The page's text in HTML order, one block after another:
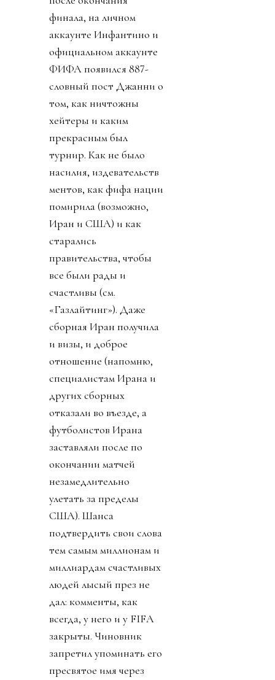
финала, на личном
аккаунте Инфантино и
официальном аккаунте
ФИФА появился 887-
словный пост Джанни о
том, как ничтожны
хейтеры и каким
прекрасным был
турнир. Как не было
насилия, издевательств
ментов, как фифа нации
помирила (возможно,
Иран и США) и как
старались
правительства, чтобы
все были рады и
счастливы (см.
«Газлайтинг»). Даже
сборная Иран получила
и визы, и доброе
отношение (напомню,
специалистам Ирана и
других сборных
отказали во въезде, а
футболистов Ирана
заставляли после по
окончании матчей
незамедлительно
улетать за пределы
США). Шанса
подтвердить свои слова
тем самым миллионам и
миллиардам счастливых
людей лысый през не
дал: комменты, как
всегда, у него и у FIFA
закрыты. Чиновник
запретил упоминать его
пресвятое имя через